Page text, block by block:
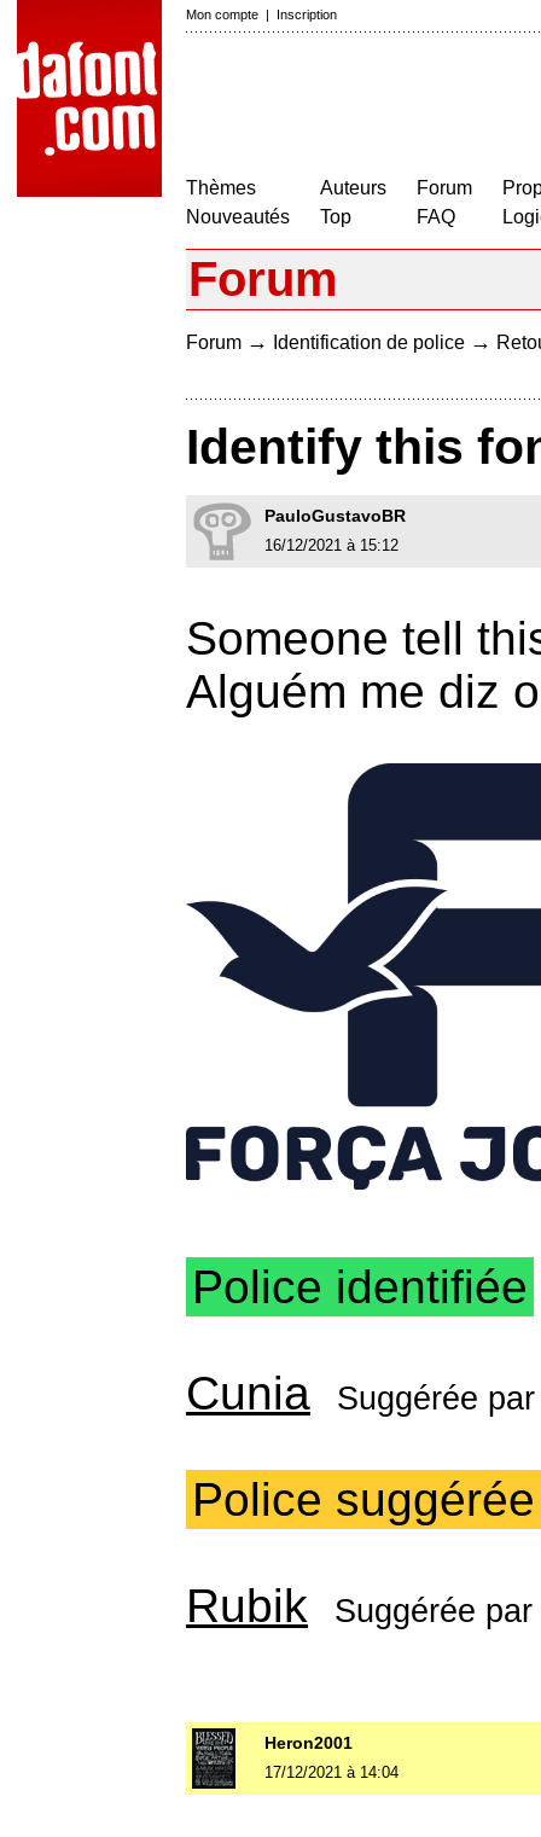
Mon compte | Inscription
Thèmes
Nouveautés
Auteurs
Top
Forum
FAQ
Forum
Forum → Identification de police →
Identify this
PauloGustavoBR
16/12/2021 à 15:12
Someone tell
Alguém me diz
Police identifiée
Cunia Suggérée
Police suggérée
Rubik Suggérée par
Heron2001
17/12/2021 à 14:04